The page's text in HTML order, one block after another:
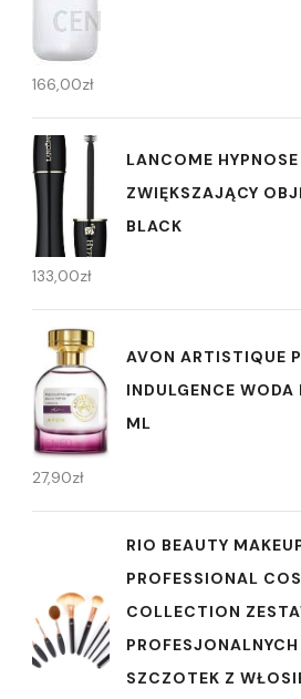
166,00zł
LANCOME
ZWIĘKSZAJĄCY
BLACK
133,00zł
AVON ARTISTIQUE
INDULGENCE
ML
27,90zł
RIO BEAUTY
PROFESSIONAL
COLLECTION
SZCZOTEK Z